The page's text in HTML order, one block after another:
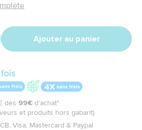
temps d'exercice Affichage : vitesse,
Ajouter au panier
dès 99€ d’achat*
et produits hors gabarit)
Visa, Mastercard & Paypal